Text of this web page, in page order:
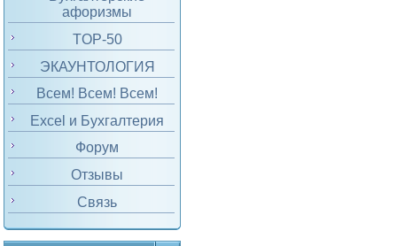
афоризмы
TOP-50
ЭКАУНТОЛОГИЯ
Всем! Всем! Всем!
Excel и Бухгалтерия
Форум
Отзывы
Связь